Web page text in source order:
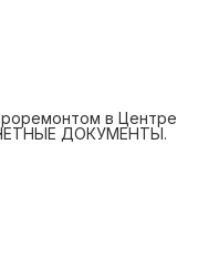
в Центре
ДОКУМЕНТЫ.